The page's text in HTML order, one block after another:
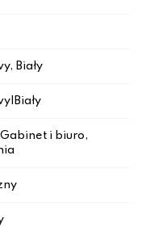
Biały
i biuro,